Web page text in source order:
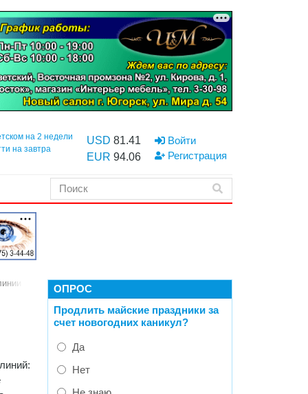
на 2 недели
на завтра
USD 81.41
EUR 94.06
Войти
Регистрация
ОПРОС
Продлить майские праздники за
счет новогодних каникул?
Да
Нет